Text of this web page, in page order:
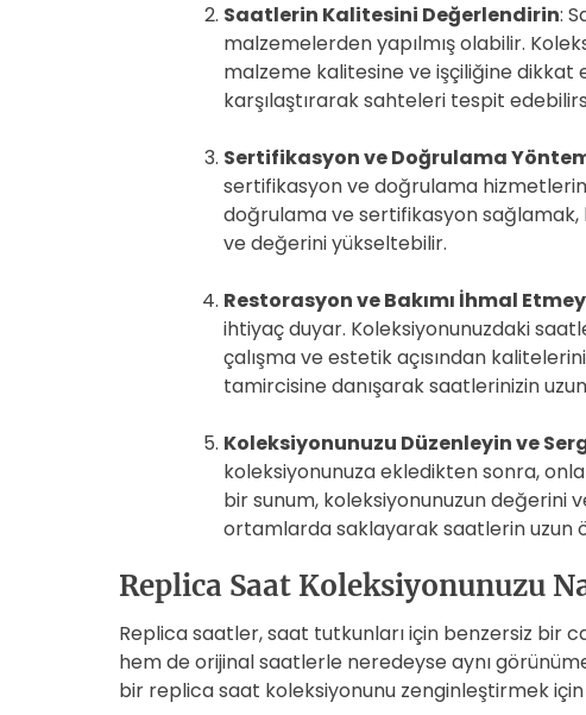
Saatlerin Kalitesini Değerlendirin:
malzemelerden yapılmış olabilir.
malzeme kalitesine ve işçiliğine dikkat
karşılaştırarak sahteleri tespit
Sertifikasyon ve Doğrulama
sertifikasyon ve doğrulama
doğrulama ve sertifikasyon sağlamak,
ve değerini yükseltebilir.
Restorasyon ve Bakımı İhmal
ihtiyaç duyar. Koleksiyonunuzdaki
çalışma ve estetik açısından
tamircisine danışarak saatlerinizin
Koleksiyonunuzu Düzenleyin ve
koleksiyonunuza ekledikten sonra,
bir sunum, koleksiyonunuzun değerini
ortamlarda saklayarak saatlerin uzun
Replica Saat Koleksiyonunuzu
Replica saatler, saat tutkunları için benzersiz bir
hem de orijinal saatlerle neredeyse aynı
bir replica saat koleksiyonunu zenginleştirmek